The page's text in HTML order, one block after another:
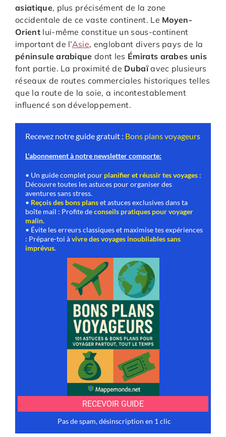
asiatique, plus précisément de la zone
occidentale de ce vaste continent. Le Moyen-
Orientlui-même constitue un sous-continent
important de l’Asie, englobant divers pays de la
péninsule arabique dont les Émirats arabes unis
font partie. La proximité de Dubaïavec plusieurs
réseaux de routes commerciales historiques telles
que la route de la soie, a incontestablement
influencé son développement.